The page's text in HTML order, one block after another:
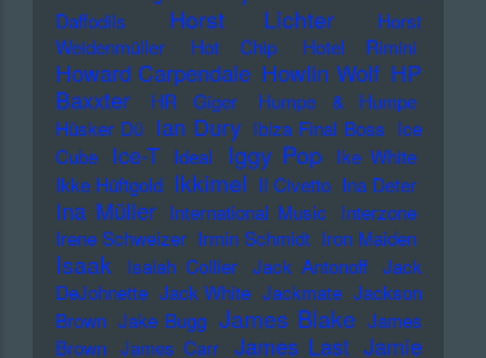
Daffodils
Horst Lichter
Horst
Weidenmüller
Hot Chip Hotel Rimini
Howard Carpendale Howlin Wolf HP
Baxxter
HR Giger
Humpe & Humpe
Hüsker Dü Ian Dury Ibiza Final Boss Ice
Cube
Ice-T Ideal Iggy Pop Ike White
Ikke Hüftgold Ikkimel Il Civetto Ina Deter
Ina Müller International Music Interzone
Irene Schweizer Irmin Schmidt Iron Maiden
Isaak Isaiah Collier Jack Antonoff Jack
DeJohnette Jack White Jackmate Jackson
Brown Jake Bugg James Blake James
Brown James Carr James Last Jamie